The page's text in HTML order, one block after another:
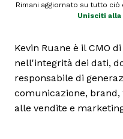
Rimani aggiornato su tutto
Unisciti
Kevin Ruane è il CMO
nell'integrità dei dati,
responsabile di
comunicazione,
alle vendite e